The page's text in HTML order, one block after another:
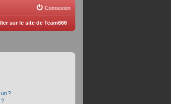
Connexion
sur le site de Team666
?
?